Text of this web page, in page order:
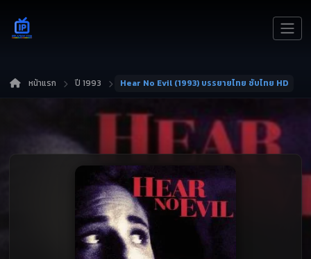
หน้าแรก ปี 1993 Hear No Evil (1993) บรรยายไทย ซับไทย HD